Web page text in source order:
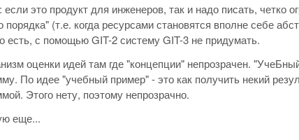
если это продукт для инженеров, так и надо писать, четко
порядка" (т.е. когда ресурсами становятся вполне себе
есть, с помощью GIT-2 систему GIT-3 не придумать.
оценки идей там где "концепции" непрозрачен.
По идее "учебный пример" - это как получить некий
Этого нету, поэтому непрозрачно.
еще...